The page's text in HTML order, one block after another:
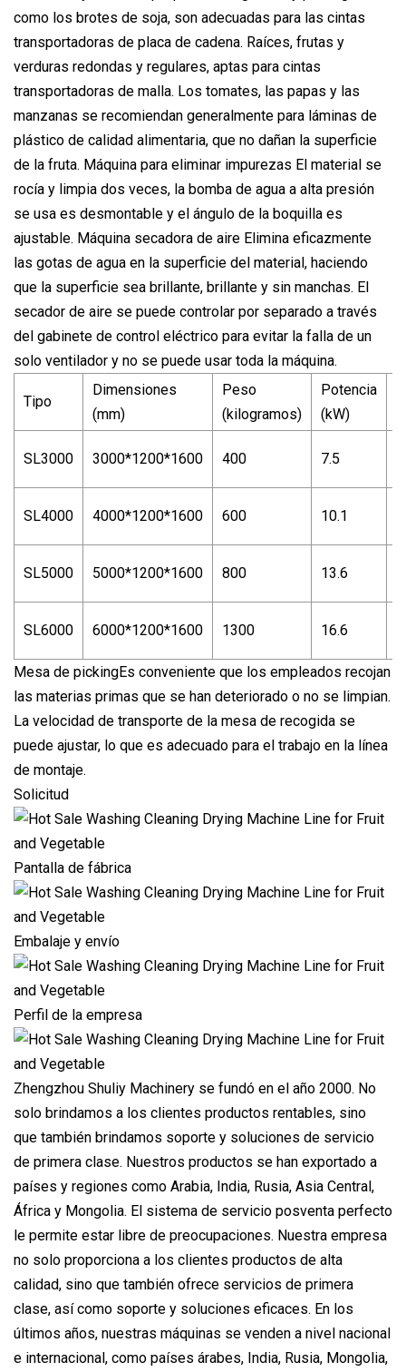
como los brotes de soja, son adecuadas para las cintas
transportadoras de placa de cadena. Raíces, frutas y
verduras redondas y regulares, aptas para cintas
transportadoras de malla. Los tomates, las papas y las
manzanas se recomiendan generalmente para láminas de
plástico de calidad alimentaria, que no dañan la superficie
de la fruta. Máquina para eliminar impurezas El material se
rocía y limpia dos veces, la bomba de agua a alta presión
se usa es desmontable y el ángulo de la boquilla es
ajustable. Máquina secadora de aire Elimina eficazmente
las gotas de agua en la superficie del material, haciendo
que la superficie sea brillante, brillante y sin manchas. El
secador de aire se puede controlar por separado a través
del gabinete de control eléctrico para evitar la falla de un
solo ventilador y no se puede usar toda la máquina.
Tipo
Dimensiones
(mm)
Peso
(kilogramos)
Potencia
(kW)
SL3000 3000*1200*1600 400 7.5
SL4000 4000*1200*1600 600 10.1
SL5000 5000*1200*1600 800 13.6
SL6000 6000*1200*1600 1300 16.6
Mesa de pickingEs conveniente que los empleados recojan
las materias primas que se han deteriorado o no se limpian.
La velocidad de transporte de la mesa de recogida se
puede ajustar, lo que es adecuado para el trabajo en la línea
de montaje.
Solicitud
Pantalla de fábrica
Embalaje y envío
Perfil de la empresa
Zhengzhou Shuliy Machinery se fundó en el año 2000. No
solo brindamos a los clientes productos rentables, sino
que también brindamos soporte y soluciones de servicio
de primera clase. Nuestros productos se han exportado a
países y regiones como Arabia, India, Rusia, Asia Central,
África y Mongolia. El sistema de servicio posventa perfecto
le permite estar libre de preocupaciones. Nuestra empresa
no solo proporciona a los clientes productos de alta
calidad, sino que también ofrece servicios de primera
clase, así como soporte y soluciones eficaces. En los
últimos años, nuestras máquinas se venden a nivel nacional
e internacional, como países árabes, India, Rusia, Mongolia,